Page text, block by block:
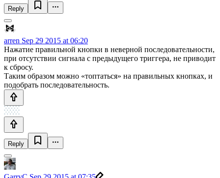
Reply
arren Sep 29 2015 at 06:20
Нажатие правильной кнопки в неверной последовательности,
при отсутствии сигнала с предыдущего триггера, не приводит
к сбросу.
Таким образом можно «топтаться» на правильных кнопках, и
подобрать последовательность.
Reply